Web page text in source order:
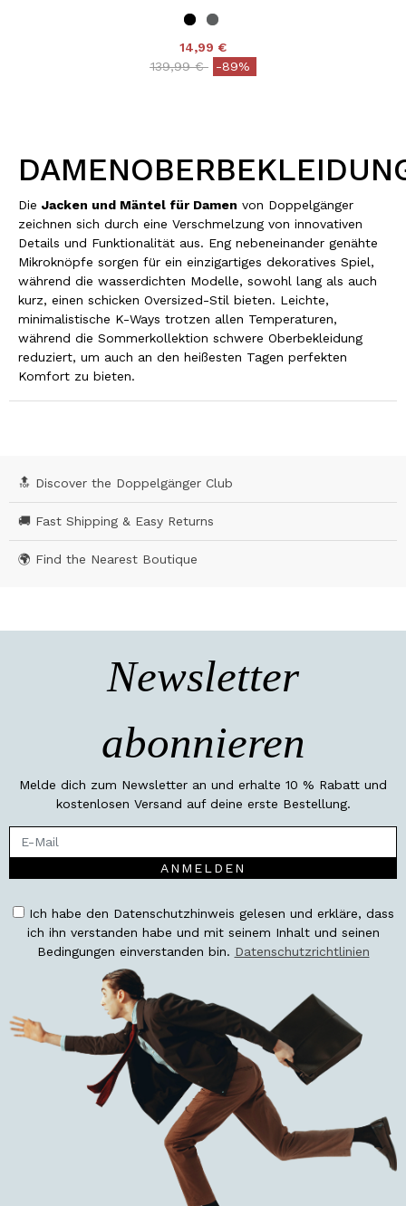
14,99 €
Price reduced from
139,99 €to-89%
Die Jacken und Mäntel für Damen von Doppelgänger
zeichnen sich durch eine Verschmelzung von innovativen
Details und Funktionalität aus. Eng nebeneinander genähte
Mikroknöpfe sorgen für ein einzigartiges dekoratives Spiel,
während die wasserdichten Modelle, sowohl lang als auch
kurz, einen schicken Oversized-Stil bieten. Leichte,
minimalistische K-Ways trotzen allen Temperaturen,
während die Sommerkollektion schwere Oberbekleidung
reduziert, um auch an den heißesten Tagen perfekten
Komfort zu bieten.
🔝 Discover the Doppelgänger Club
🚚 Fast Shipping & Easy Returns
🌍 Find the Nearest Boutique
Newsletter
abonnieren
Melde dich zum Newsletter an und erhalte 10 % Rabatt und
kostenlosen Versand auf deine erste Bestellung.
ANMELDEN
Ich habe den Datenschutzhinweis gelesen und erkläre, dass
ich ihn verstanden habe und mit seinem Inhalt und seinen
Bedingungen einverstanden bin. Datenschutzrichtlinien